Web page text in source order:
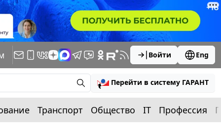
Войти Eng
Перейти в систему ГАРАНТ
Транспорт Общество IT Профессия